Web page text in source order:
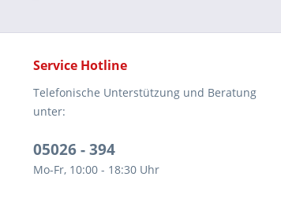
Service Hotline
Telefonische Unterstützung und Beratung
unter:
05026 - 394
Mo-Fr, 10:00 - 18:30 Uhr